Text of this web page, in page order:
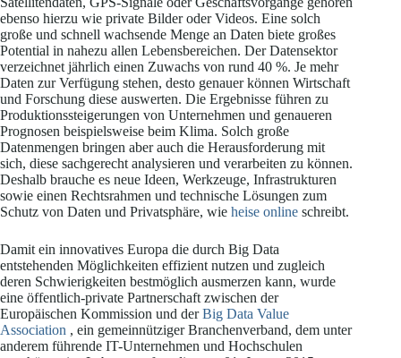
ebenso hierzu wie private Bilder oder Videos. Eine solch
große und schnell wachsende Menge an Daten biete großes
Potential in nahezu allen Lebensbereichen. Der Datensektor
verzeichnet jährlich einen Zuwachs von rund 40 %. Je mehr
Daten zur Verfügung stehen, desto genauer können Wirtschaft
und Forschung diese auswerten. Die Ergebnisse führen zu
Produktionssteigerungen von Unternehmen und genaueren
Prognosen beispielsweise beim Klima. Solch große
Datenmengen bringen aber auch die Herausforderung mit
sich, diese sachgerecht analysieren und verarbeiten zu können.
Deshalb brauche es neue Ideen, Werkzeuge, Infrastrukturen
sowie einen Rechtsrahmen und technische Lösungen zum
Schutz von Daten und Privatsphäre, wie heise online schreibt.
Damit ein innovatives Europa die durch Big Data
entstehenden Möglichkeiten effizient nutzen und zugleich
deren Schwierigkeiten bestmöglich ausmerzen kann, wurde
eine öffentlich-private Partnerschaft zwischen der
Europäischen Kommission und derBig Data Value
Association , ein gemeinnütziger Branchenverband, dem unter
anderem führende IT-Unternehmen und Hochschulen